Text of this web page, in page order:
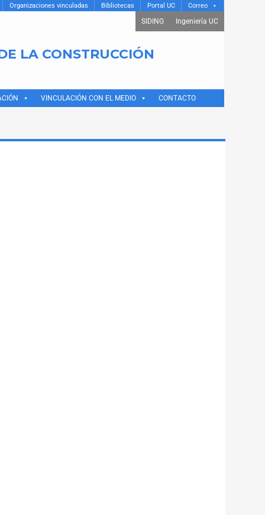
Organizaciones vinculadas Bibliotecas Portal UC Correo
SIDING Ingeniería UC
LA CONSTRUCCIÓN
VINCULACIÓN CON EL MEDIO CONTACTO